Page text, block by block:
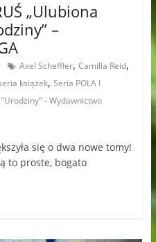
„Ulubiona
–
Axel Scheffler, Camilla Reid,
książek, Seria POLA I
- Wydawnictwo
się o dwa nowe tomy!
to proste, bogato